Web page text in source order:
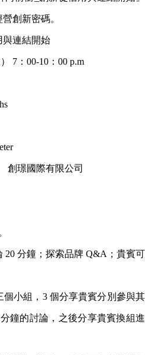
創新密碼。
與連結開始
7：00-10：00 p.m
創璟國際有限公司
20 分鐘；探索品牌 Q&A；貴賓可
小組，3 個分享貴賓分別參與其
鐘的討論，之後分享貴賓換組進